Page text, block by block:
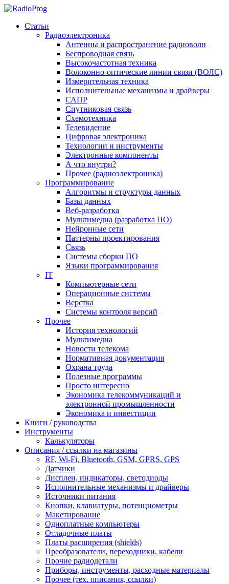
Статьи
Радиоэлектроника
Антенны и распространение радиоволн
Беспроводная связь
Высокочастотная техника
Волоконно-оптические линии связи (ВОЛС)
Измерительная техника
Исполнительные механизмы и драйверы
САПР
Спутниковая связь
Схемотехника
Телевидение
Цифровая электроника
Технологии и инструменты
Электронные компоненты
А что внутри?
Прочее (радиоэлектроника)
Программирование
Алгоритмы и структуры данных
Базы данных
Веб-разработка
Мультимедиа (разработка ПО)
Нейронные сети
Паттерны проектирования
Связь
Системы сборки ПО
Языки программирования
IT
Компьютерные сети
Операционные системы
Верстка
Системы контроля версий
Прочее
История технологий
Мультимедиа
Новости телекома
Нормативная документация
Охрана труда
Полезные программы
Просто интересно
Экономика телекоммуникаций и
электронной промышленности
Экономика и инвестиции
Книги / руководства
Инструменты
Калькуляторы
Описания / ссылки на магазины
RF, Wi-Fi, Bluetooth, GSM, GPRS, GPS
Датчики
Дисплеи, индикаторы, светодиоды
Исполнительные механизмы и драйверы
Источники питания
Кнопки, клавиатуры, потенциометры
Макетирование
Одноплатные компьютеры
Отладочные платы
Платы расширения (shields)
Преобразователи, переходники, кабели
Прочие радиодетали
Приборы, инструменты, расходные материалы
Прочее (тех. описания, ссылки)